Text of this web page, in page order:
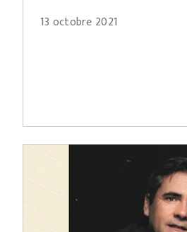
13 octobre 2021